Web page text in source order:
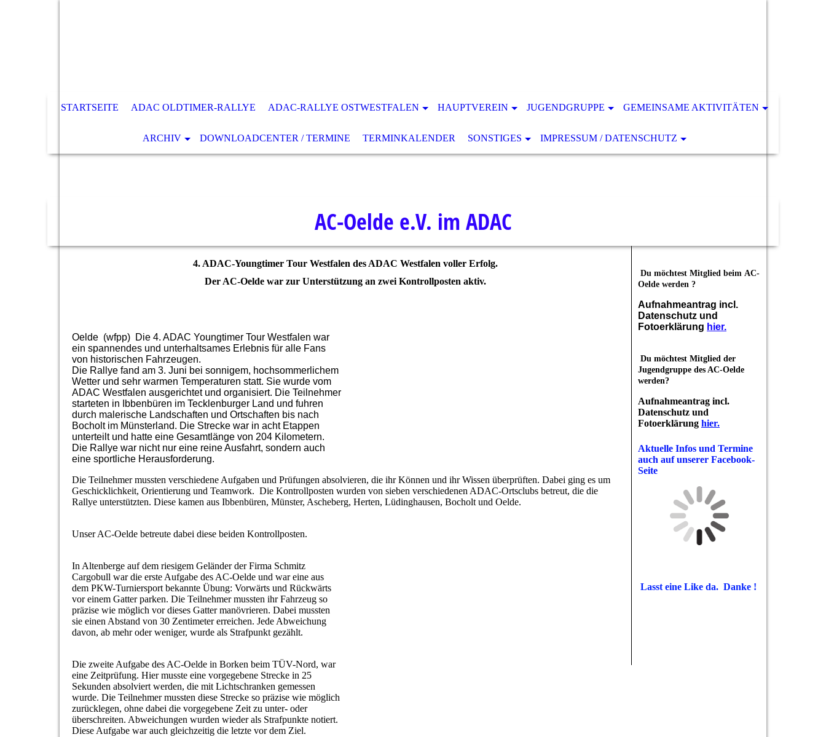
STARTSEITE ADAC OLDTIMER-RALLYE ADAC-RALLYE OSTWESTFALEN HAUPTVEREIN JUGENDGRUPPE GEMEINSAME AKTIVITÄTEN
ARCHIV DOWNLOADCENTER / TERMINE TERMINKALENDER SONSTIGES IMPRESSUM / DATENSCHUTZ
AC-Oelde e.V. im ADAC
4. ADAC-Youngtimer Tour Westfalen des ADAC Westfalen voller Erfolg.
Der AC-Oelde war zur Unterstützung an zwei Kontrollposten aktiv.
Oelde (wfpp) Die 4. ADAC Youngtimer Tour Westfalen war
ein spannendes und unterhaltsames Erlebnis für alle Fans
von historischen Fahrzeugen.
Die Rallye fand am 3. Juni bei sonnigem, hochsommerlichem
Wetter und sehr warmen Temperaturen statt. Sie wurde vom
ADAC Westfalen ausgerichtet und organisiert. Die Teilnehmer
starteten in Ibbenbüren im Tecklenburger Land und fuhren
durch malerische Landschaften und Ortschaften bis nach
Bocholt im Münsterland. Die Strecke war in acht Etappen
unterteilt und hatte eine Gesamtlänge von 204 Kilometern.
Die Rallye war nicht nur eine reine Ausfahrt, sondern auch
eine sportliche Herausforderung.
Die Teilnehmer mussten verschiedene Aufgaben und Prüfungen absolvieren, die ihr Können und ihr Wissen überprüften. Dabei ging es um
Geschicklichkeit, Orientierung und Teamwork. Die Kontrollposten wurden von sieben verschiedenen ADAC-Ortsclubs betreut, die die
Rallye unterstützten. Diese kamen aus Ibbenbüren, Münster, Ascheberg, Herten, Lüdinghausen, Bocholt und Oelde.
Unser AC-Oelde betreute dabei diese beiden Kontrollposten.
In Altenberge auf dem riesigem Geländer der Firma Schmitz
Cargobull war die erste Aufgabe des AC-Oelde und war eine aus
dem PKW-Turniersport bekannte Übung: Vorwärts und Rückwärts
vor einem Gatter parken. Die Teilnehmer mussten ihr Fahrzeug so
präzise wie möglich vor dieses Gatter manövrieren. Dabei mussten
sie einen Abstand von 30 Zentimeter erreichen. Jede Abweichung
davon, ab mehr oder weniger, wurde als Strafpunkt gezählt.
Die zweite Aufgabe des AC-Oelde in Borken beim TÜV-Nord, war
eine Zeitprüfung. Hier musste eine vorgegebene Strecke in 25
Sekunden absolviert werden, die mit Lichtschranken gemessen
wurde. Die Teilnehmer mussten diese Strecke so präzise wie möglich
zurücklegen, ohne dabei die vorgegebene Zeit zu unter- oder
überschreiten. Abweichungen wurden wieder als Strafpunkte notiert.
Diese Aufgabe war auch gleichzeitig die letzte vor dem Ziel.
Du möchtest Mitglied beim AC-
Oelde werden ?
Aufnahmeantrag incl.
Datenschutz und
Fotoerklärung hier.
Du möchtest Mitglied der
Jugendgruppe des AC-Oelde
werden?
Aufnahmeantrag incl.
Datenschutz und
Fotoerklärung hier.
Aktuelle Infos und Termine
auch auf unserer Facebook-
Seite
Lasst eine Like da. Danke !